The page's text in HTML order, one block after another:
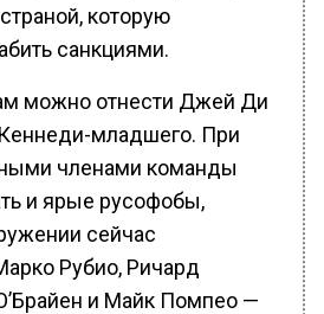
которую
санкциями.
можно отнести Джей Ди
младшего. При
членами команды
и ярые русофобы,
сейчас
Рубио, Ричард
и Майк Помпео —